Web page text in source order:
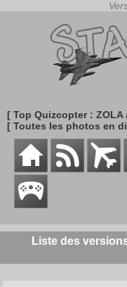
[ Top Quizcopter : ZOLA
[ Toutes les photos en
Liste des